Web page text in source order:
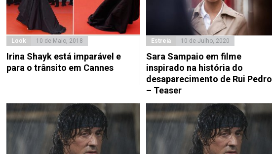
Look 10 de Maio, 2018
Irina Shayk está imparável e
para o trânsito em Cannes
Estreia 10 de Julho, 2020
Sara Sampaio em filme
inspirado na história do
desaparecimento de Rui Pedro
– Teaser